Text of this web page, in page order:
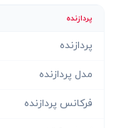
پردازنده
پردازنده
مدل پردازنده
فرکانس پردازنده